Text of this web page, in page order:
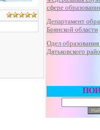
сфере
Департамент
Брянской области
Одел
Дятьковского